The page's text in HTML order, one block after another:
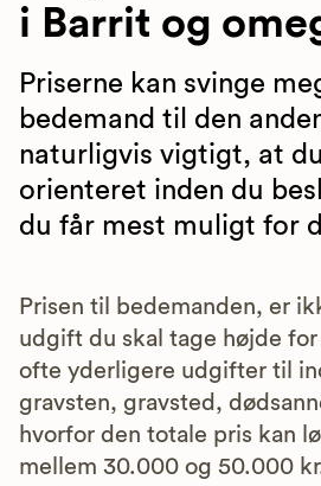
i Barrit og
Priserne kan svinge
bedemand til den
naturligvis vigtigt, at
orienteret inden du
du får mest muligt for
Prisen til bedemanden, er
udgift du skal tage højde
ofte yderligere udgifter til
gravsten, gravsted,
hvorfor den totale pris kan
mellem 30.000 og 50.000